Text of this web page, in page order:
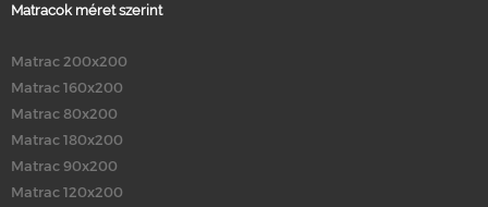
Matracok méret szerint
Matrac 200x200
Matrac 160x200
Matrac 80x200
Matrac 180x200
Matrac 90x200
Matrac 120x200